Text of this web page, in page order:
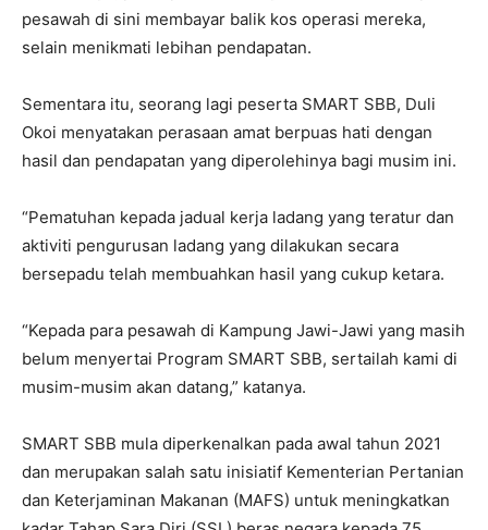
pesawah di sini membayar balik kos operasi mereka,
selain menikmati lebihan pendapatan.
Sementara itu, seorang lagi peserta SMART SBB, Duli
Okoi menyatakan perasaan amat berpuas hati dengan
hasil dan pendapatan yang diperolehinya bagi musim ini.
“Pematuhan kepada jadual kerja ladang yang teratur dan
aktiviti pengurusan ladang yang dilakukan secara
bersepadu telah membuahkan hasil yang cukup ketara.
“Kepada para pesawah di Kampung Jawi-Jawi yang masih
belum menyertai Program SMART SBB, sertailah kami di
musim-musim akan datang,” katanya.
SMART SBB mula diperkenalkan pada awal tahun 2021
dan merupakan salah satu inisiatif Kementerian Pertanian
dan Keterjaminan Makanan (MAFS) untuk meningkatkan